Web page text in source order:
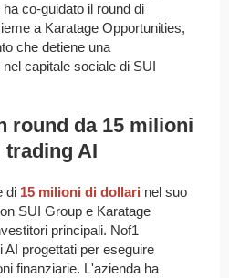
co-guidato il round di
a Karatage Opportunities,
che detiene una
capitale sociale di SUI
round da 15 milioni
AI
di 15 milioni di dollari nel suo
SUI Group e Karatage
principali. Nof1
progettati per eseguire
finanziarie. L'azienda ha